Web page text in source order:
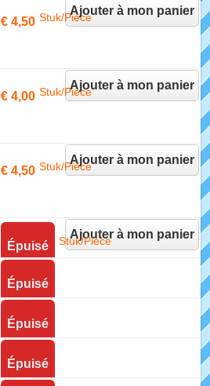
Ajouter à mon panier
€ 4,50 Stuk/Pièce
Ajouter à mon panier
€ 4,00 Stuk/Pièce
Ajouter à mon panier
€ 4,50 Stuk/Pièce
Ajouter à mon panier
Épuisé Stuk/Piéce
Épuisé
Épuisé
Épuisé